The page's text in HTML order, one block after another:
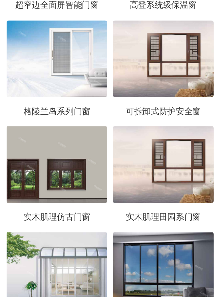
超窄边全面屏智能门窗 高登系统级保温窗
格陵兰岛系列门窗 可拆卸式防护安全窗
实木肌理仿古门窗 实木肌理田园系门窗